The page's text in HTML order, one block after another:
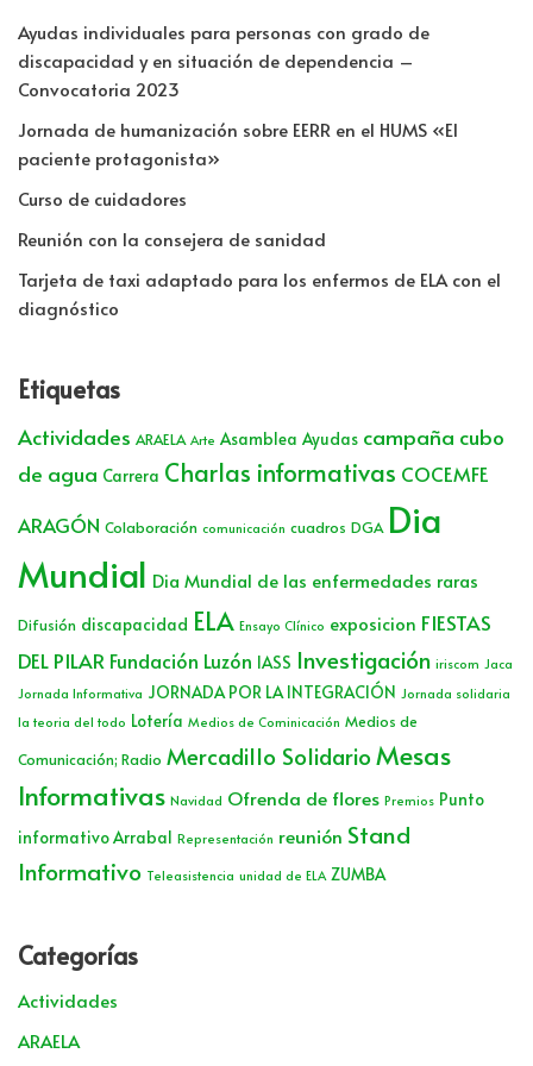
Ayudas individuales para personas con grado de
discapacidad y en situación de dependencia –
Convocatoria 2023
Jornada de humanización sobre EERR en el HUMS «El
paciente protagonista»
Curso de cuidadores
Reunión con la consejera de sanidad
Tarjeta de taxi adaptado para los enfermos de ELA con el
diagnóstico
Etiquetas
Actividades ARAELA Arte Asamblea Ayudas campaña cubo
de agua Carrera Charlas informativas COCEMFE
ARAGÓN Colaboración comunicación cuadros DGA Dia
Mundial Dia Mundial de las enfermedades raras
Difusión discapacidad ELA Ensayo Clínico exposicion FIESTAS
DEL PILAR Fundación Luzón IASS Investigación iriscom Jaca
Jornada Informativa JORNADA POR LA INTEGRACIÓN Jornada solidaria
la teoria del todo Lotería Medios de Cominicación Medios de
Comunicación; Radio Mercadillo SolidarioMesas
Informativas Navidad Ofrenda de flores Premios Punto
informativo Arrabal Representación reunión Stand
Informativo Teleasistencia unidad de ELA ZUMBA
Categorías
Actividades
ARAELA